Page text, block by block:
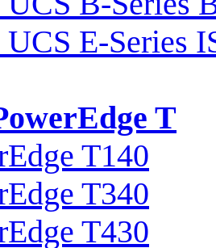
E-Series
T
T140
T340
T430